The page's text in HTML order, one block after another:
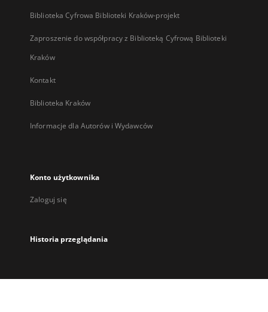
Biblioteka Cyfrowa Biblioteki Kraków-projekt
Zaproszenie do współpracy z Biblioteką Cyfrową Biblioteki
Kraków
Kontakt
Biblioteka Kraków
Informacje dla Autorów i Wydawców
Konto użytkownika
Zaloguj się
Historia przeglądania